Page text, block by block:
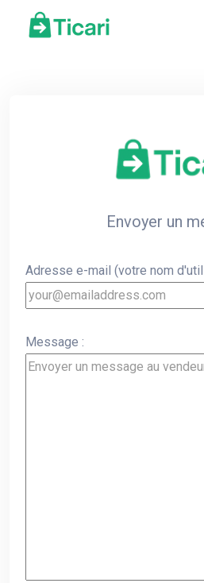
Envoyer un
Adresse e-mail (votre nom
Message :